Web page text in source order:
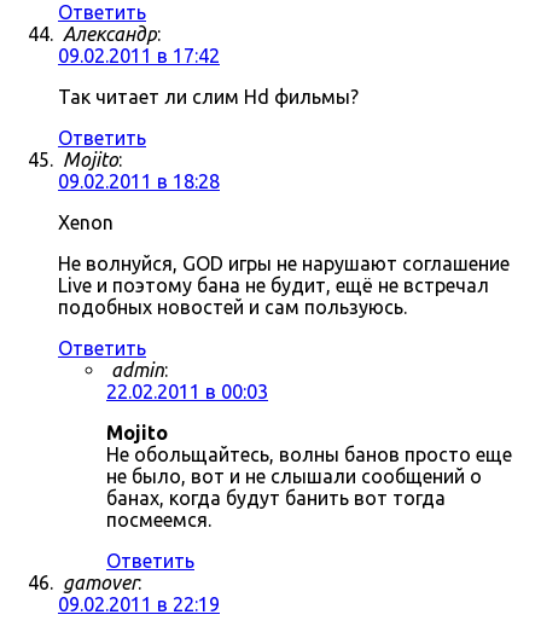
Ответить
Александр:
09.02.2011 в 17:42
Так читает ли слим Hd фильмы?
Ответить
Mojito:
09.02.2011 в 18:28
Xenon
Не волнуйся, GOD игры не нарушают соглашение
Live и поэтому бана не будит, ещё не встречал
подобных новостей и сам пользуюсь.
Ответить
admin:
22.02.2011 в 00:03
Mojito
Не обольщайтесь, волны банов просто еще
не было, вот и не слышали сообщений о
банах, когда будут банить вот тогда
посмеемся.
Ответить
gamover:
09.02.2011 в 22:19